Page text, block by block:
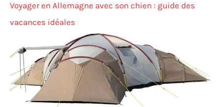
Voyager en Allemagne avec son chien : guide des
vacances idéales